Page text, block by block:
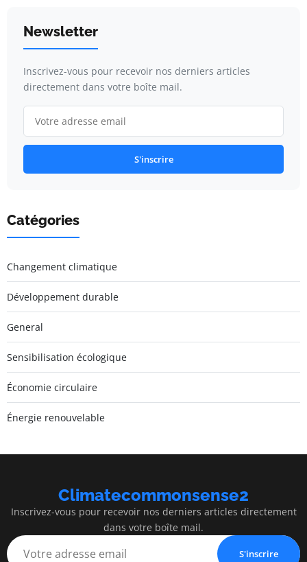
Newsletter
Inscrivez-vous pour recevoir nos derniers articles
directement dans votre boîte mail.
S'inscrire
Catégories
Changement climatique
Développement durable
General
Sensibilisation écologique
Économie circulaire
Énergie renouvelable
Climatecommonsense2
Inscrivez-vous pour recevoir nos derniers articles directement
dans votre boîte mail.
S'inscrire